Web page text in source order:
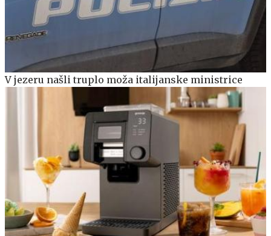
V jezeru našli truplo moža italijanske ministrice